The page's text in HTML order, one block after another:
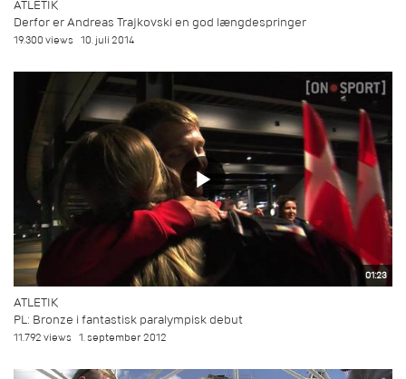
ATLETIK
Derfor er Andreas Trajkovski en god længdespringer
19.300 views 10. juli 2014
01:23
ATLETIK
PL: Bronze i fantastisk paralympisk debut
11.792 views 1. september 2012